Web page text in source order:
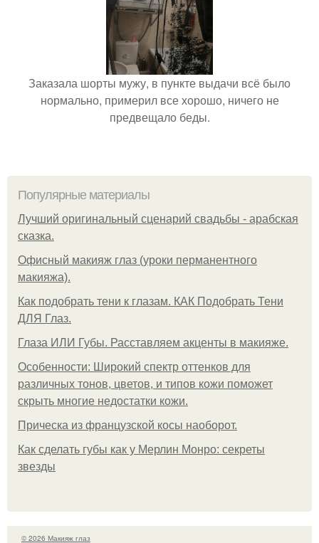
Заказала шорты мужу, в пункте выдачи всё было
нормально, примерил все хорошо, ничего не
предвещало беды.
Популярные материалы
Лучший оригинальный сценарий свадьбы - арабская
сказка.
Офисный макияж глаз (уроки перманентного
макияжа).
Как подобрать тени к глазам. КАК Подобрать Тени
ДЛЯ Глаз.
Глаза ИЛИ Губы. Расставляем акценты в макияже.
Особенности: Широкий спектр оттенков для
различных тонов, цветов, и типов кожи поможет
скрыть многие недостатки кожи.
Прическа из французской косы наоборот.
Как сделать губы как у Мерлин Монро: секреты
звезды
© 2026 Макияж глаз